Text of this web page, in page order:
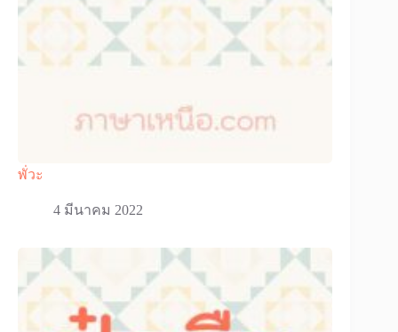
พั่วะ
4 มีนาคม 2022